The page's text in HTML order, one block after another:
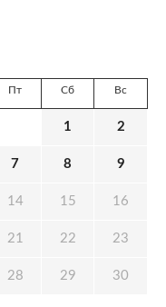
Пт Сб Вс
1 2
7 8 9
14 15 16
21 22 23
28 29 30